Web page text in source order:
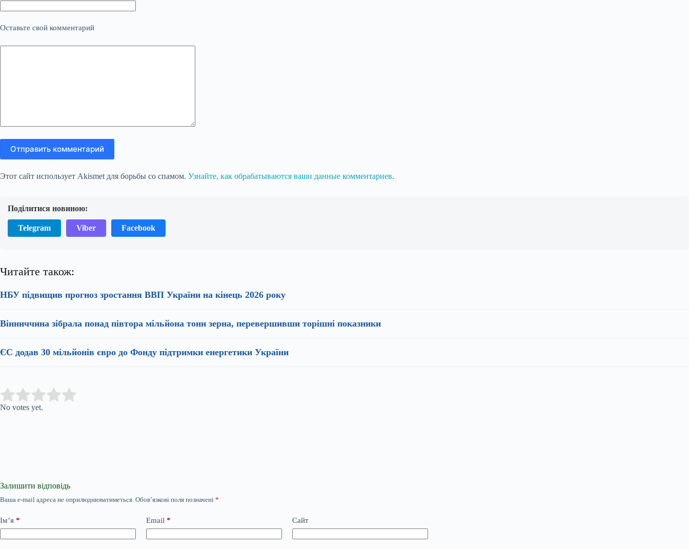
Оставьте свой комментарий
Отправить комментарий
Этот сайт использует Akismet для борьбы со спамом. Узнайте, как обрабатываются ваши данные комментариев.
Поділитися новиною:
Telegram Viber Facebook
Читайте також:
НБУ підвищив прогноз зростання ВВП України на кінець 2026 року
Вінниччина зібрала понад півтора мільйона тонн зерна, перевершивши торішні показники
ЄС додав 30 мільйонів євро до Фонду підтримки енергетики України
Rate this item:
No votes yet.
Залишити відповідь
Ваша e-mail адреса не оприлюднюватиметься. Обов’язкові поля позначені *
Ім’я * Email * Сайт